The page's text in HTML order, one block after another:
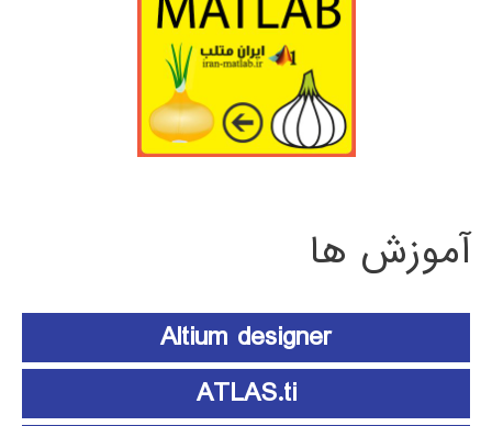
آموزش ها
Altium designer
ATLAS.ti